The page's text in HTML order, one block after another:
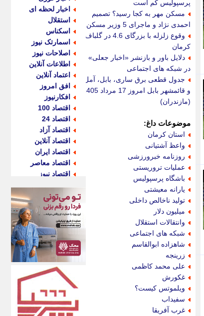
پرسپولیس کم است
مسکن مهر به کجا رسید؟ تصمیم
احمدی نژاد و ماجرای 5 وزیر مسکن
وقوع زلزله با بزرگای 4.6 در گلباف
کرمان
دلایل باور و بازنشر «اخبار جعلی»
در شبکه های اجتماعی
جدول قطعی برق ساری، بابل، آمل
و قائمشهر بابل امروز 17 مرداد 1405
(مازندران)
موضوعات داغ:
استان کرمان
واعظ آشتیانی
روزنامه خبرورزشی
عملیات تروریستی
باشگاه پرسپولیس
یارانه معیشتی
تولید ناخالص داخلی
میلیون دلار
وانتقالات استقلال
شبکه های اجتماعی
شاهزاده ابوالقاسم
زرینجه
علی محمد کاظمی
غکورش
ویلموتس کیست؟
سفیداب
غرب آفریقا
اخبار لحظه ای
استقلال
اسکناس
اسمارتک نیوز
اصلاحات نیوز
اطلاعات آنلاین
اعتماد آنلاین
افق امروز
افکارنیوز
اقتصاد 100
اقتصاد 24
اقتصاد آزاد
اقتصاد آنلاین
اقتصاد ایران
اقتصاد معاصر
اقتصاد نیوز
اکوفارس
اکونگار
اکونیوز
الف
انتشار آنلاین
اندیشه قرن
اندیشه معاصر
اندیشه ها
انرژی پرس
ای استخدام
ایتنا